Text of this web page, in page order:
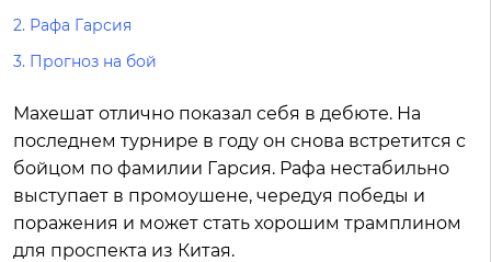
2. Рафа Гарсия
3. Прогноз на бой
Махешат отлично показал себя в дебюте. На
последнем турнире в году он снова встретится с
бойцом по фамилии Гарсия. Рафа нестабильно
выступает в промоушене, чередуя победы и
поражения и может стать хорошим трамплином
для проспекта из Китая.